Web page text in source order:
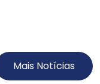
Mais Notícias